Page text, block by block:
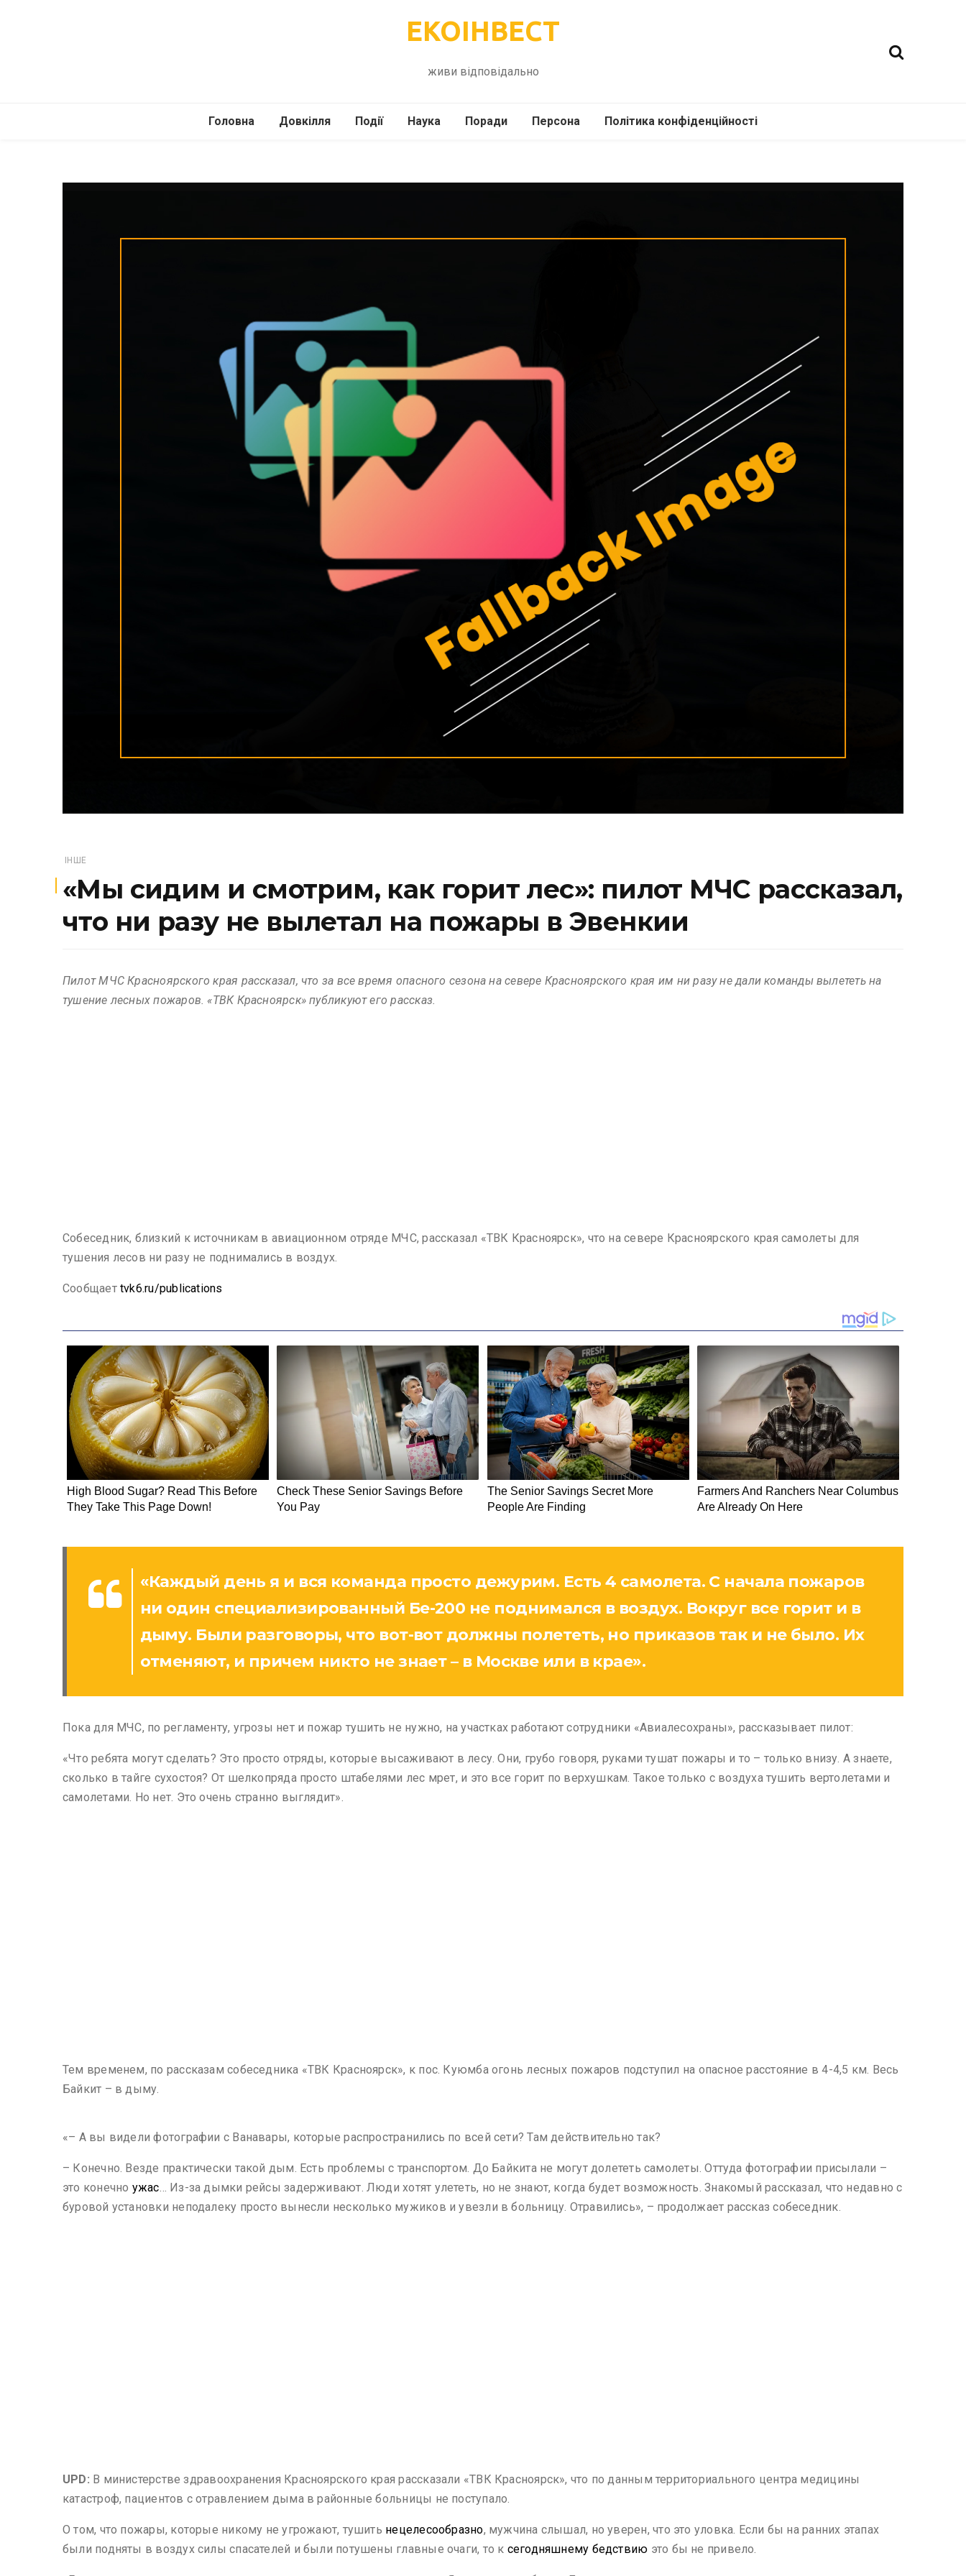
ЕКОІНВЕСТ
живи відповідально
Головна Довкілля
Подорожі
Події
Інше
Наука
Психологія
Поради
Здоров’я
Персона Політика конфіденційності
ІНШЕ
«Мы сидим и смотрим, как горит лес»: пилот МЧС рассказал,
что ни разу не вылетал на пожары в Эвенкии
Пилот МЧС Красноярского края рассказал, что за все время опасного сезона на севере Красноярского края им ни разу не дали команды вылететь на
тушение лесных пожаров. «ТВК Красноярск» публикуют его рассказ.
Собеседник, близкий к источникам в авиационном отряде МЧС, рассказал «ТВК Красноярск», что на севере Красноярского края самолеты для
тушения лесов ни разу не поднимались в воздух.
Сообщаетtvk6.ru/publications
«Каждый день я и вся команда просто дежурим. Есть 4 самолета. С начала пожаров
ни один специализированный Бе-200 не поднимался в воздух. Вокруг все горит и в
дыму. Были разговоры, что вот-вот должны полететь, но приказов так и не было. Их
отменяют, и причем никто не знает – в Москве или в крае».
Пока для МЧС, по регламенту, угрозы нет и пожар тушить не нужно, на участках работают сотрудники «Авиалесохраны», рассказывает пилот:
«Что ребята могут сделать? Это просто отряды, которые высаживают в лесу. Они, грубо говоря, руками тушат пожары и то – только внизу. А знаете,
сколько в тайге сухостоя? От шелкопряда просто штабелями лес мрет, и это все горит по верхушкам. Такое только с воздуха тушить вертолетами и
самолетами. Но нет. Это очень странно выглядит».
Тем временем, по рассказам собеседника «ТВК Красноярск», к пос. Куюмба огонь лесных пожаров подступил на опасное расстояние в 4-4,5 км. Весь
Байкит – в дыму.
«– А вы видели фотографии с Ванавары, которые распространились по всей сети? Там действительно так?
– Конечно. Везде практически такой дым. Есть проблемы с транспортом. До Байкита не могут долететь самолеты. Оттуда фотографии присылали –
это конечно ужас … Из-за дымки рейсы задерживают. Люди хотят улететь, но не знают, когда будет возможность. Знакомый рассказал, что недавно с
буровой установки неподалеку просто вынесли несколько мужиков и увезли в больницу. Отравились», – продолжает рассказ собеседник.
UPD: В министерстве здравоохранения Красноярского края рассказали «ТВК Красноярск», что по данным территориального центра медицины
катастроф, пациентов с отравлением дыма в районные больницы не поступало.
О том, что пожары, которые никому не угрожают, тушить нецелесообразно, мужчина слышал, но уверен, что это уловка. Если бы на ранних этапах
были подняты в воздух силы спасателей и были потушены главные очаги, то к сегодняшнему бедствию это бы не привело.